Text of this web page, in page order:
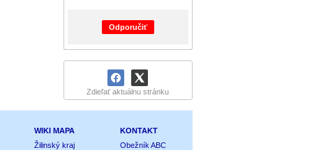
Odporučiť
Zdieľať aktuálnu stránku
WIKI MAPA
Žilinský kraj
KONTAKT
Obežník ABC